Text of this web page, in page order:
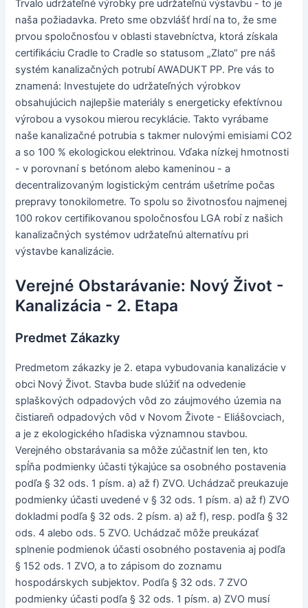
Trvalo udržateľné výrobky pre udržateľnú výstavbu - to je
naša požiadavka. Preto sme obzvlášť hrdí na to, že sme
prvou spoločnosťou v oblasti stavebníctva, ktorá získala
certifikáciu Cradle to Cradle so statusom „Zlato“ pre náš
systém kanalizačných potrubí AWADUKT PP. Pre vás to
znamená: Investujete do udržateľných výrobkov
obsahujúcich najlepšie materiály s energeticky efektívnou
výrobou a vysokou mierou recyklácie. Takto vyrábame
naše kanalizačné potrubia s takmer nulovými emisiami CO2
a so 100 % ekologickou elektrinou. Vďaka nízkej hmotnosti
- v porovnaní s betónom alebo kameninou - a
decentralizovaným logistickým centrám ušetríme počas
prepravy tonokilometre. To spolu so životnosťou najmenej
100 rokov certifikovanou spoločnosťou LGA robí z našich
kanalizačných systémov udržateľnú alternatívu pri
výstavbe kanalizácie.
Verejné Obstarávanie: Nový Život -
Kanalizácia - 2. Etapa
Predmet Zákazky
Predmetom zákazky je 2. etapa vybudovania kanalizácie v
obci Nový Život. Stavba bude slúžiť na odvedenie
splaškových odpadových vôd zo záujmového územia na
čistiareň odpadových vôd v Novom Živote - Eliášovciach,
a je z ekologického hľadiska významnou stavbou.
Verejného obstarávania sa môže zúčastniť len ten, kto
spĺňa podmienky účasti týkajúce sa osobného postavenia
podľa § 32 ods. 1 písm. a) až f) ZVO. Uchádzač preukazuje
podmienky účasti uvedené v § 32 ods. 1 písm. a) až f) ZVO
dokladmi podľa § 32 ods. 2 písm. a) až f), resp. podľa § 32
ods. 4 alebo ods. 5 ZVO. Uchádzač môže preukázať
splnenie podmienok účasti osobného postavenia aj podľa
§ 152 ods. 1 ZVO, a to zápisom do zoznamu
hospodárskych subjektov. Podľa § 32 ods. 7 ZVO
podmienky účasti podľa § 32 ods. 1 písm. a) ZVO musí